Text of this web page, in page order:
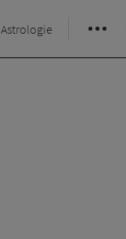
Astrologie